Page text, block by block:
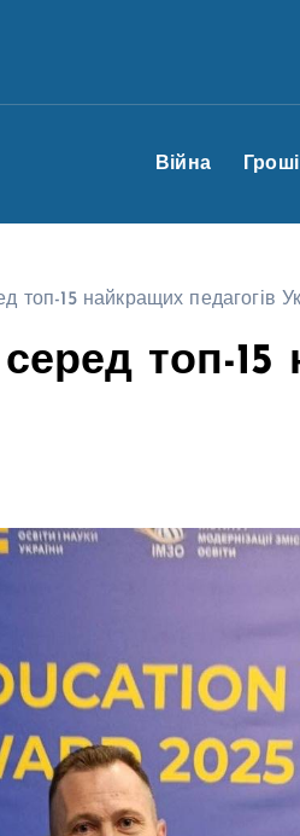
Війна Гроші
топ-15 найкращих педагогів
топ-15